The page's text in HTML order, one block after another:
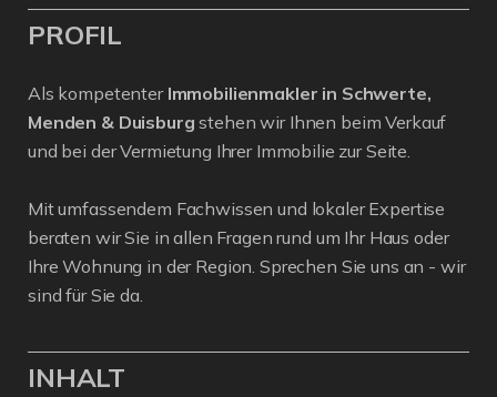
PROFIL
Als kompetenter Immobilienmakler in Schwerte,
Menden & Duisburg stehen wir Ihnen beim Verkauf
und bei der Vermietung Ihrer Immobilie zur Seite.
Mit umfassendem Fachwissen und lokaler Expertise
beraten wir Sie in allen Fragen rund um Ihr Haus oder
Ihre Wohnung in der Region. Sprechen Sie uns an - wir
sind für Sie da.
INHALT